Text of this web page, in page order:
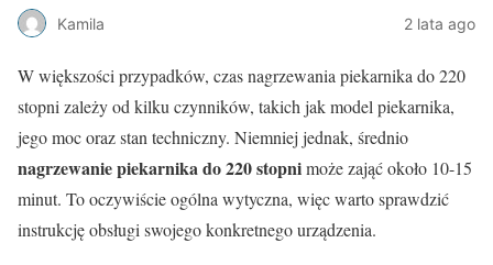
Kamila 2 lata ago
W większości przypadków, czas nagrzewania piekarnika do 220
stopni zależy od kilku czynników, takich jak model piekarnika,
jego moc oraz stan techniczny. Niemniej jednak, średnio
nagrzewanie piekarnika do 220 stopnimoże zająć około 10-15
minut. To oczywiście ogólna wytyczna, więc warto sprawdzić
instrukcję obsługi swojego konkretnego urządzenia.